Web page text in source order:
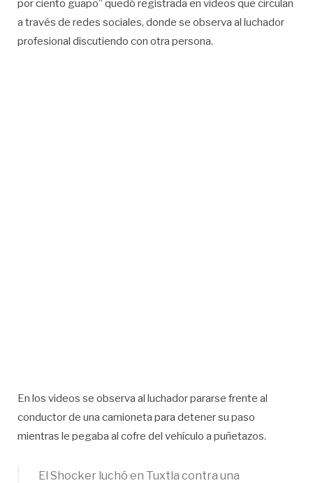
por ciento guapo” quedó registrada en videos que circulan
a través de redes sociales, donde se observa al luchador
profesional discutiendo con otra persona.
En los videos se observa al luchador pararse frente al
conductor de una camioneta para detener su paso
mientras le pegaba al cofre del vehículo a puñetazos.
El Shocker luchó en Tuxtla contra una